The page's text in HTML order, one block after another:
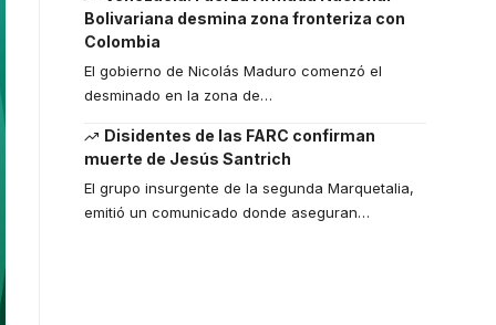
Bolivariana desmina zona fronteriza con
Colombia
El gobierno de Nicolás Maduro comenzó el
desminado en la zona de…
Disidentes de las FARC confirman
muerte de Jesús Santrich
El grupo insurgente de la segunda Marquetalia,
emitió un comunicado donde aseguran…